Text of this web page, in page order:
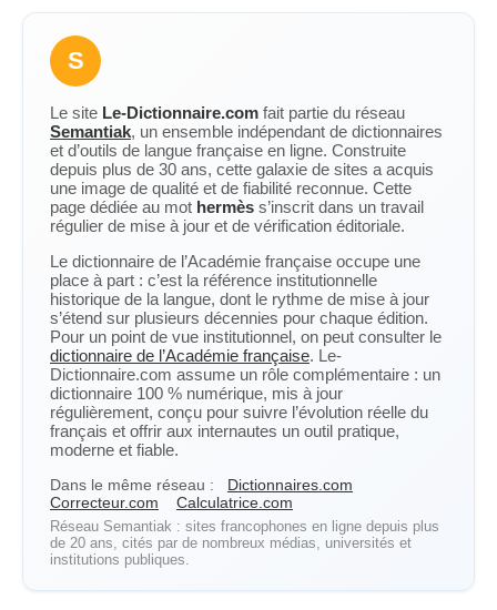
S
Le site Le-Dictionnaire.com fait partie du réseau
Semantiak, un ensemble indépendant de dictionnaires
et d’outils de langue française en ligne. Construite
depuis plus de 30 ans, cette galaxie de sites a acquis
une image de qualité et de fiabilité reconnue. Cette
page dédiée au mot hermès s’inscrit dans un travail
régulier de mise à jour et de vérification éditoriale.
Le dictionnaire de l’Académie française occupe une
place à part : c’est la référence institutionnelle
historique de la langue, dont le rythme de mise à jour
s’étend sur plusieurs décennies pour chaque édition.
Pour un point de vue institutionnel, on peut consulter le
dictionnaire de l’Académie française. Le-
Dictionnaire.com assume un rôle complémentaire : un
dictionnaire 100 % numérique, mis à jour
régulièrement, conçu pour suivre l’évolution réelle du
français et offrir aux internautes un outil pratique,
moderne et fiable.
Dans le même réseau :
Dictionnaires.com
Correcteur.com
Calculatrice.com
Réseau Semantiak : sites francophones en ligne depuis plus
de 20 ans, cités par de nombreux médias, universités et
institutions publiques.